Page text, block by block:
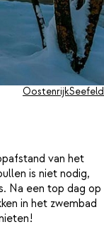
OostenrijkSeefeld
van het
is niet nodig,
Na een top dag op
in het zwembad